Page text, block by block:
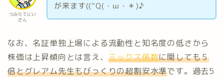
つみたてにい
さん
が来ます((“Q(・ω・＊)♪
なお、名証単独上場による流動性と知名度の低さから
株価は上昇傾向とは言え、 ミックス係数に関しても５
倍とグレアム先生もびっくりの超割安水準です。過去5